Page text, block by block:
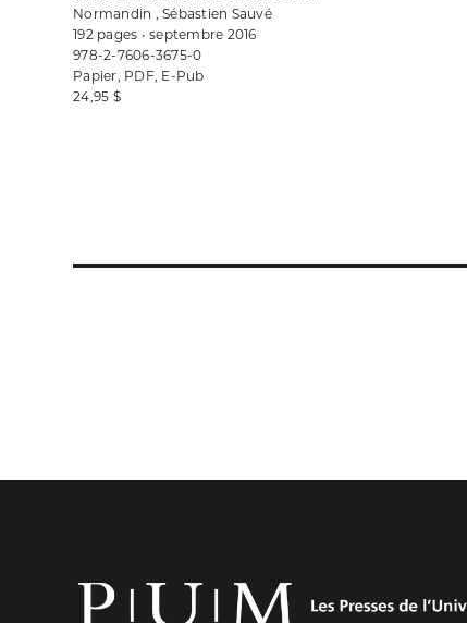
Normandin , Sébastien Sauvé
192 pages • septembre 2016
978-2-7606-3675-0
Papier, PDF, E-Pub
24,95 $